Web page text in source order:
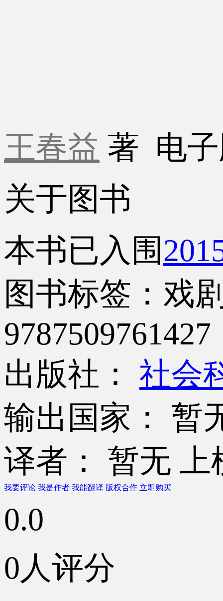
王春益 著 电
关于图书
本书已入围
图书标签：戏
9787509761427
出版社： 社会
输出国家： 暂
译者： 暂无 上
我要评论 我是作者 我能翻译 版权合作 立即购买
0.0
0人评分